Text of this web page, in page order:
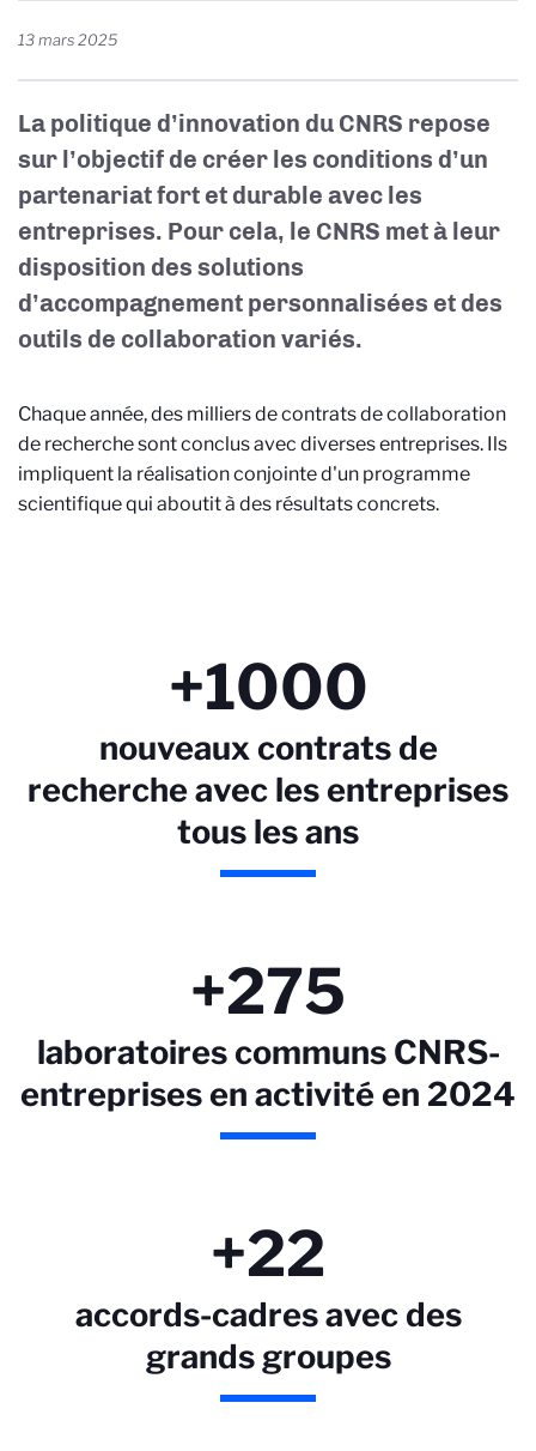
13 mars 2025
La politique d’innovation du CNRS repose
sur l’objectif de créer les conditions d’un
partenariat fort et durable avec les
entreprises. Pour cela, le CNRS met à leur
disposition des solutions
d’accompagnement personnalisées et des
outils de collaboration variés.
Chaque année, des milliers de contrats de collaboration
de recherche sont conclus avec diverses entreprises. Ils
impliquent la réalisation conjointe d'un programme
scientifique qui aboutit à des résultats concrets.
+1000
nouveaux contrats de
recherche avec les entreprises
tous les ans
+275
laboratoires communs CNRS-
entreprises en activité en 2024
+22
accords-cadres avec des
grands groupes